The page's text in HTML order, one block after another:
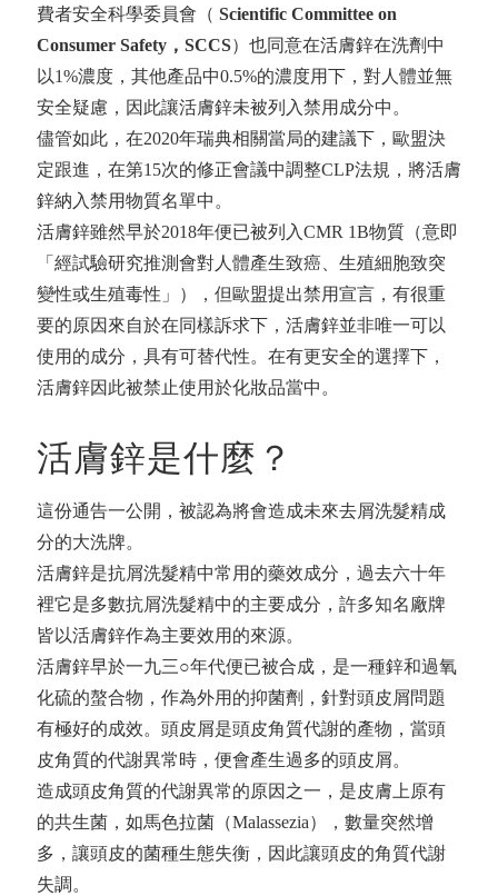
費者安全科學委員會（ Scientific Committee on
Consumer Safety， SCCS）也同意在活膚鋅在洗劑中
以1%濃度，其他產品中0.5%的濃度用下，對人體並無
安全疑慮，因此讓活膚鋅未被列入禁用成分中。
儘管如此，在2020年瑞典相關當局的建議下，歐盟決
定跟進，在第15次的修正會議中調整CLP法規，將活膚
鋅納入禁用物質名單中。
活膚鋅雖然早於2018年便已被列入CMR 1B物質（意即
「經試驗研究推測會對人體產生致癌、生殖細胞致突
變性或生殖毒性」），但歐盟提出禁用宣言，有很重
要的原因來自於在同樣訴求下，活膚鋅並非唯一可以
使用的成分，具有可替代性。在有更安全的選擇下，
活膚鋅因此被禁止使用於化妝品當中。
活膚鋅是什麼？
這份通告一公開，被認為將會造成未來去屑洗髮精成
分的大洗牌。
活膚鋅是抗屑洗髮精中常用的藥效成分，過去六十年
裡它是多數抗屑洗髮精中的主要成分，許多知名廠牌
皆以活膚鋅作為主要效用的來源。
活膚鋅早於一九三○年代便已被合成，是一種鋅和過氧
化硫的螯合物，作為外用的抑菌劑，針對頭皮屑問題
有極好的成效。頭皮屑是頭皮角質代謝的產物，當頭
皮角質的代謝異常時，便會產生過多的頭皮屑。
造成頭皮角質的代謝異常的原因之一，是皮膚上原有
的共生菌，如馬色拉菌（Malassezia），數量突然增
多，讓頭皮的菌種生態失衡，因此讓頭皮的角質代謝
失調。